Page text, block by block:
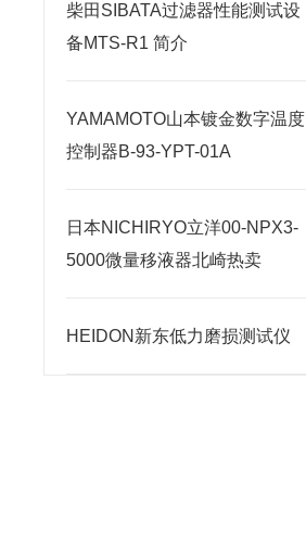
柴田SIBATA过滤器性能测试设
备MTS-R1 简介
YAMAMOTO山本镀金数字温度
控制器B-93-YPT-01A
日本NICHIRYO立洋00-NPX3-
5000微量移液器北崎热卖
HEIDON新东低力磨损测试仪